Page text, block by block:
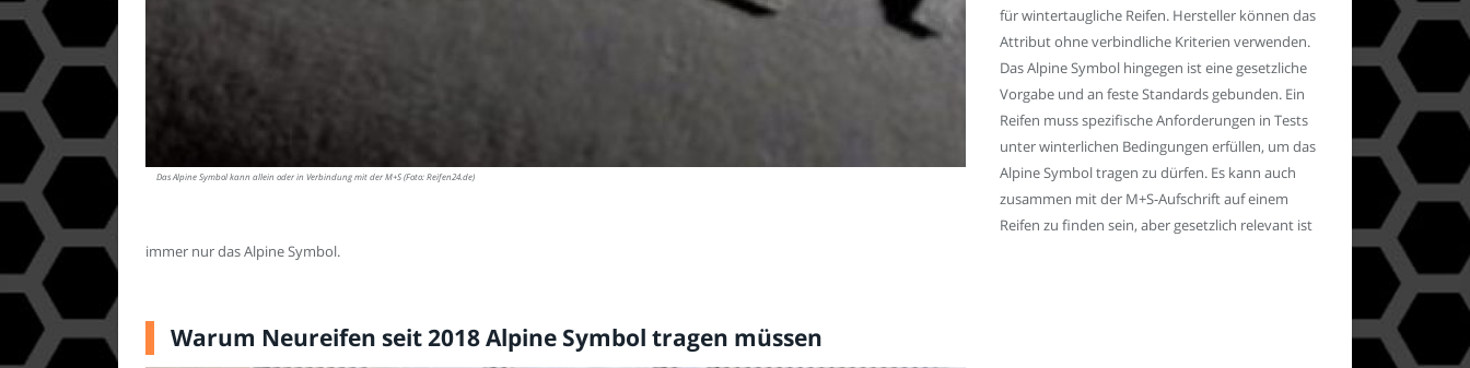
Das Alpine Symbol kann allein oder in Verbindung mit der M+S (Foto: Reifen24.de)
für wintertaugliche Reifen. Hersteller können das
Attribut ohne verbindliche Kriterien verwenden.
Das Alpine Symbol hingegen ist eine gesetzliche
Vorgabe und an feste Standards gebunden. Ein
Reifen muss spezifische Anforderungen in Tests
unter winterlichen Bedingungen erfüllen, um das
Alpine Symbol tragen zu dürfen. Es kann auch
zusammen mit der M+S-Aufschrift auf einem
Reifen zu finden sein, aber gesetzlich relevant ist
immer nur das Alpine Symbol.
Warum Neureifen seit 2018 Alpine Symbol tragen müssen